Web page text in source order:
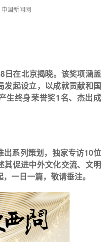
国新闻网
日在北京揭晓。该奖项涵盖
发起设立，以成就贡献和国
生终身荣誉奖1名、杰出成
出系列策划，独家专访10位
其促进中外文化交流、文明
一日一篇，敬请垂注。